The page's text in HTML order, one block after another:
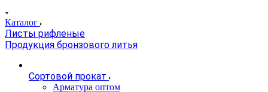
Каталог
Листы рифленые
Продукция бронзового литья
Сортовой прокат
Арматура оптом